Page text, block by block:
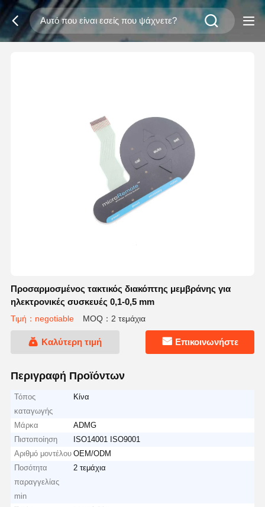
Προσαρμοσμένος τακτικός διακόπτης μεμβράνης για
ηλεκτρονικές συσκευές 0,1-0,5 mm
Τιμή：negotiable MOQ：2 τεμάχια
Καλύτερη τιμή Επικοινωνήστε
Περιγραφή Προϊόντων
Τόπος
καταγωγής
Κίνα
Μάρκα
ADMG
Πιστοποίηση
ISO14001 ISO9001
Αριθμό μοντέλου OEM/ODM
Ποσότητα
παραγγελίας
min
2 τεμάχια